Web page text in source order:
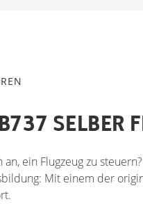
SELBER
ein Flugzeug zu
Mit einem der